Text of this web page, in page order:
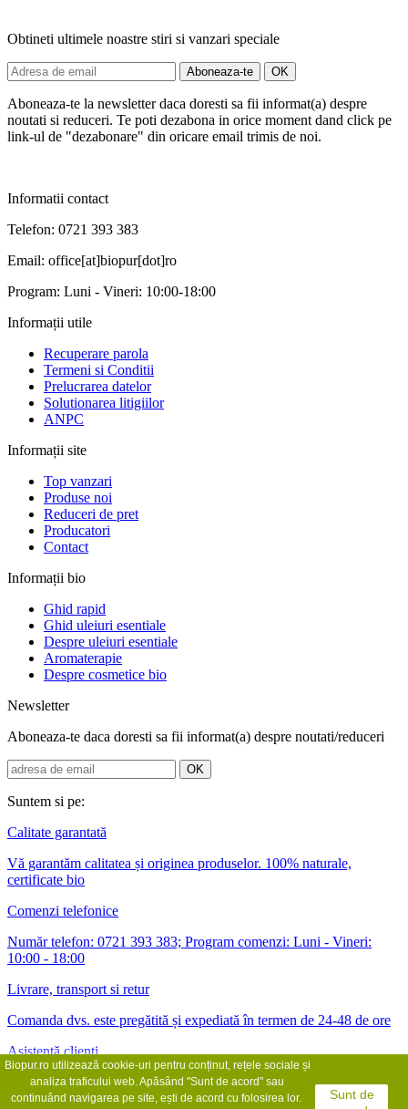
Obtineti ultimele noastre stiri si vanzari speciale
Aboneaza-te la newsletter daca doresti sa fii informat(a) despre
noutati si reduceri. Te poti dezabona in orice moment dand click pe
link-ul de "dezabonare" din oricare email trimis de noi.
Informatii contact
Telefon: 0721 393 383
Email: office[at]biopur[dot]ro
Program: Luni - Vineri: 10:00-18:00
Informații utile
Recuperare parola
Termeni si Conditii
Prelucrarea datelor
Solutionarea litigiilor
ANPC
Informații site
Top vanzari
Produse noi
Reduceri de pret
Producatori
Contact
Informații bio
Ghid rapid
Ghid uleiuri esentiale
Despre uleiuri esentiale
Aromaterapie
Despre cosmetice bio
Newsletter
Aboneaza-te daca doresti sa fii informat(a) despre noutati/reduceri
Suntem si pe:
Calitate garantată
Vă garantăm calitatea și originea produselor. 100% naturale,
certificate bio
Comenzi telefonice
Număr telefon: 0721 393 383; Program comenzi: Luni - Vineri:
10:00 - 18:00
Livrare, transport si retur
Comanda dvs. este pregătită și expediată în termen de 24-48 de ore
Asistență clienți
Asistența pentru clienți vă stă la dispoziție de luni până vineri între
orele 10:00 și 18:00
Biopur.ro utilizează cookie-uri pentru conținut, rețele sociale și
analiza traficului web. Apăsând "Sunt de acord" sau
continuând navigarea pe site, ești de acord cu folosirea lor.
Sunt de